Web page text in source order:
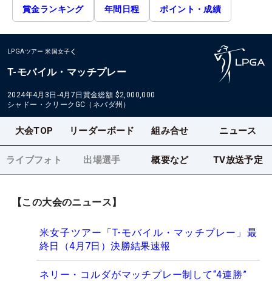
賞金ランキング 年間日程 ポイント・成績
LPGAツアー 米国女子
T-モバイル・マッチプレー
2024年4月3日-4月7日 賞金総額 $2,000,000
シャドー・クリークGC（ネバダ州）
大会TOP リーダーボード 組み合せ ニュース
ライブフォト 出場選手 概要など TV放送予定
【この大会のニュース】
米女子ツアー「T-モバイル・マッチプレー」最
終日（4月7日）決勝結果速報
ネリー・コルダがマッチプレー制して“4連勝”